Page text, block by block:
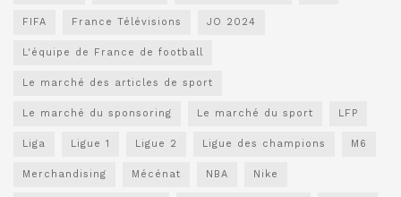
FIFA France Télévisions JO 2024
L'équipe de France de football
Le marché des articles de sport
Le marché du sponsoring Le marché du sport LFP
Liga Ligue 1 Ligue 2 Ligue des champions M6
Merchandising Mécénat NBA Nike